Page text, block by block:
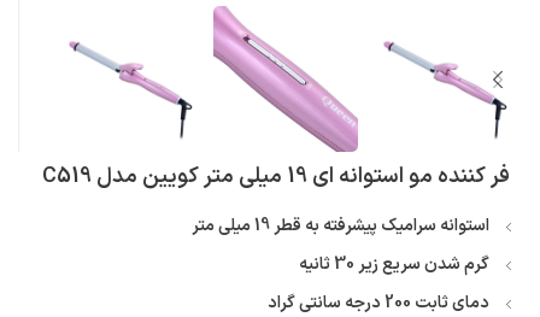
فر کننده مو استوانه ای 19 میلی متر کویین مدل C519
استوانه سرامیک پیشرفته به قطر 19 میلی متر
گرم شدن سریع زیر 30 ثانیه
دمای ثابت 200 درجه سانتی گراد